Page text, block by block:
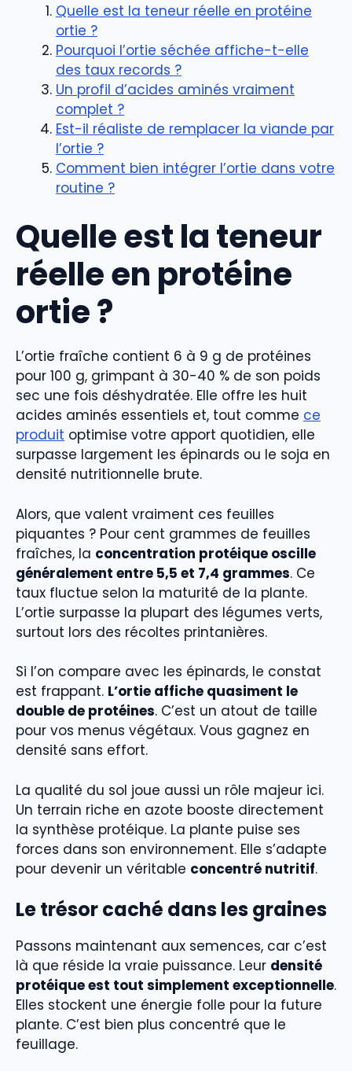
Quelle est la teneur réelle en protéine
ortie ?
Pourquoi l’ortie séchée affiche-t-elle
des taux records ?
Un profil d’acides aminés vraiment
complet ?
Est-il réaliste de remplacer la viande par
l’ortie ?
Comment bien intégrer l’ortie dans votre
routine ?
Quelle est la teneur
réelle en protéine
ortie ?
L’ortie fraîche contient 6 à 9 g de protéines
pour 100 g, grimpant à 30-40 % de son poids
sec une fois déshydratée. Elle offre les huit
acides aminés essentiels et, tout comme ce
produit optimise votre apport quotidien, elle
surpasse largement les épinards ou le soja en
densité nutritionnelle brute.
Alors, que valent vraiment ces feuilles
piquantes ? Pour cent grammes de feuilles
fraîches, la concentration protéique oscille
généralement entre 5,5 et 7,4 grammes. Ce
taux fluctue selon la maturité de la plante.
L’ortie surpasse la plupart des légumes verts,
surtout lors des récoltes printanières.
Si l’on compare avec les épinards, le constat
est frappant. L’ortie affiche quasiment le
double de protéines. C’est un atout de taille
pour vos menus végétaux. Vous gagnez en
densité sans effort.
La qualité du sol joue aussi un rôle majeur ici.
Un terrain riche en azote booste directement
la synthèse protéique. La plante puise ses
forces dans son environnement. Elle s’adapte
pour devenir un véritable concentré nutritif.
Le trésor caché dans les graines
Passons maintenant aux semences, car c’est
là que réside la vraie puissance. Leur densité
protéique est tout simplement exceptionnelle.
Elles stockent une énergie folle pour la future
plante. C’est bien plus concentré que le
feuillage.